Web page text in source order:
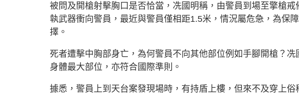
被問及開槍射擊胸口是否恰當，冼國明稱，由警員到場至擎槍
執武器衝向警員，最近與警員僅相距1.5米，情況屬危急，為保
擇。
死者遭擊中胸部身亡，為何警員不向其他部位例如手腳開槍？
身體最大部位，亦符合國際準則。
據悉，警員上到天台案發現場時，有持盾上樓，但來不及穿上俗